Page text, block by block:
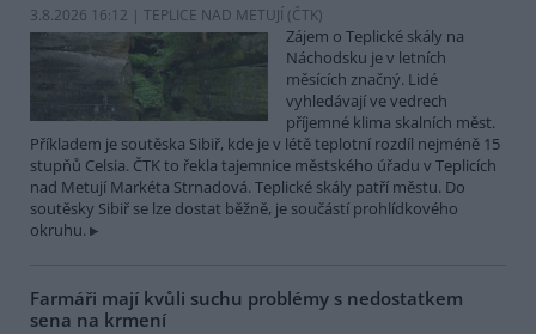
3.8.2026 16:12 | TEPLICE NAD METUJÍ (ČTK)
Zájem o Teplické skály na
Náchodsku je v letních
měsících značný. Lidé
vyhledávají ve vedrech
příjemné klima skalních měst.
Příkladem je soutěska Sibiř, kde je v létě teplotní rozdíl nejméně 15
stupňů Celsia. ČTK to řekla tajemnice městského úřadu v Teplicích
nad Metují Markéta Strnadová. Teplické skály patří městu. Do
soutěsky Sibiř se lze dostat běžně, je součástí prohlídkového
okruhu.
Farmáři mají kvůli suchu problémy s nedostatkem
sena na krmení